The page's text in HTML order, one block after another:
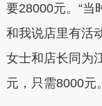
要28000元。“当
和我说店里有活
女士和店长同为
元，只需8000元